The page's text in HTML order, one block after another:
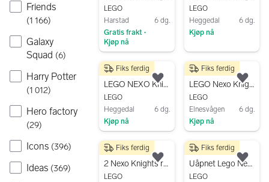
Friends
(1 166)
Galaxy
Squad (6)
Harry Potter
(1 012)
Hero factory
(29)
Icons (396)
Ideas (369)
LEGO
Harstad
6 dg.
Gratis frakt •
Kjøp nå
LEGO
Heggedal
6 dg.
Kjøp nå
Gå til annonsen
100 kr
LEGO NEXO Knights - Macy's Thunder Mace - komplett med eske og bruksanvisning
LEGO
Heggedal
6 dg.
Kjøp nå
Fiks ferdig
Legg til som favoritt.
225 kr
LEGO Nexo Knights 70312 robot leketøysfigur
LEGO
Elnesvågen
6 dg.
Kjøp nå
Fiks ferdig
390 kr
2 Nexo Knights ridder m/hefte/minifig- Gratis Frakt
LEGO
Fiks ferdig
Legg til som favoritt.
1 599 kr
Uåpnet Lego Nexo Knights - The Fortrex
LEGO
Fiks ferdig